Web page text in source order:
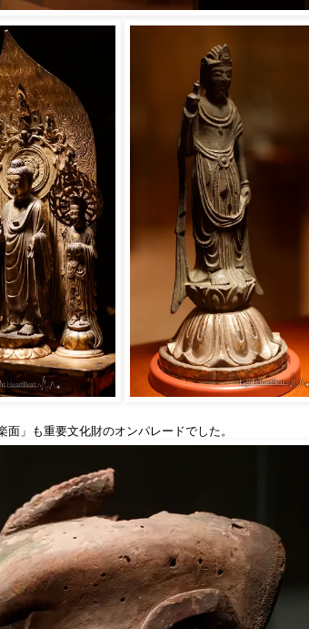
」も重要文化財のオンパレードでした。